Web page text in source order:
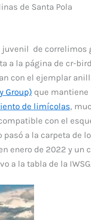
de Santa Pola
juvenil de correlimos
a la página de cr-
con el ejemplar
Group) que mantiene
de limícolas,
con el
a la carpeta de
enero de 2022 y un
a la tabla de la